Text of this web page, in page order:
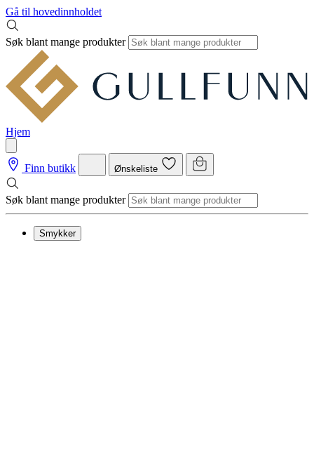
Gå til hovedinnholdet
Søk blant mange produkter
Hjem
Finn butikk Ønskeliste
Søk blant mange produkter
Smykker